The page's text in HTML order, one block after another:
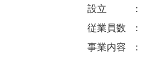
設立
従業員数
事業内容